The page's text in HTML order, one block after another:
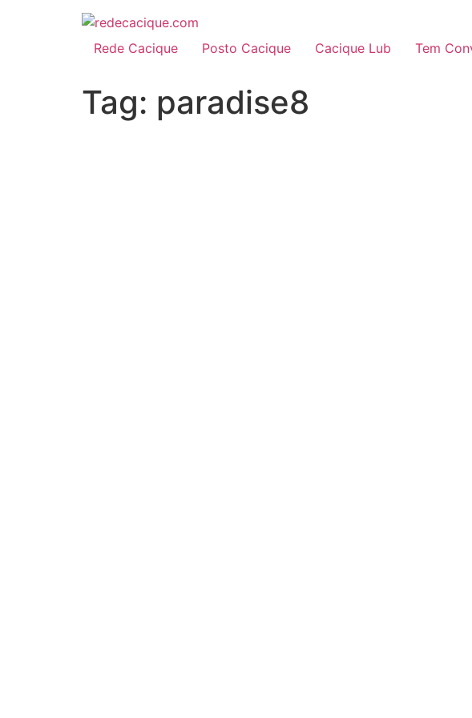
Rede Cacique Posto Cacique Cacique Lub Tem
Tag: paradise8